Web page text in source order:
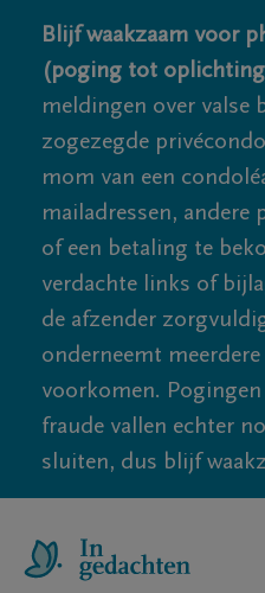
Blijf waakzaam voor
(poging tot
meldingen over valse
zogezegde
mom van een
mailadressen, andere
of een betaling te
verdachte links of
de afzender
onderneemt
voorkomen.
fraude vallen echter
sluiten, dus blijf